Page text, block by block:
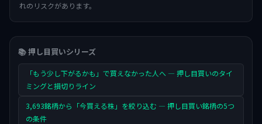
れのリスクがあります。
📚 押し目買いシリーズ
「もう少し下がるかも」で買えなかった人へ — 押し目買いのタイ
ミングと損切りライン
3,693銘柄から「今買える株」を絞り込む — 押し目買い銘柄の5つ
の条件